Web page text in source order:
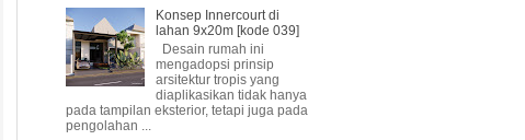
Konsep Innercourt di
lahan 9x20m [kode 039]
Desain rumah ini
mengadopsi prinsip
arsitektur tropis yang
diaplikasikan tidak hanya
pada tampilan eksterior, tetapi juga pada
pengolahan ...